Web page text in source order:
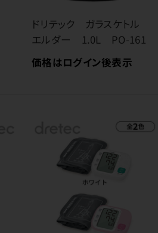
ドリテック ガラスケトル
エルダー 1.0L PO-161
価格はログイン後表示